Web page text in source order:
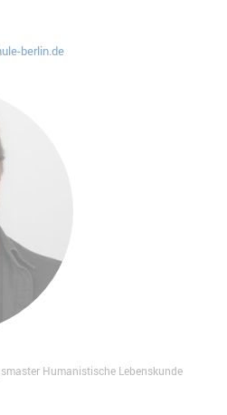
berlin.de
Humanistische Lebenskunde